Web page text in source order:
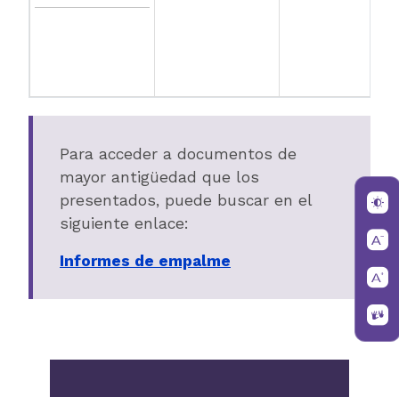
Para acceder a documentos de
mayor antigüedad que los
presentados, puede buscar en el
siguiente enlace:
Informes de empalme